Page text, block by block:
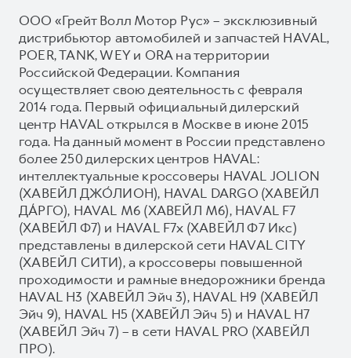
ООО «Грейт Волл Мотор Рус» – эксклюзивный
дистрибьютор автомобилей и запчастей HAVAL,
POER, TANK, WEY и ORA на территории
Российской Федерации. Компания
осуществляет свою деятельность с февраля
2014 года. Первый официальный дилерский
центр HAVAL открылся в Москве в июне 2015
года. На данный момент в России представлено
более 250 дилерских центров HAVAL:
интеллектуальные кроссоверы HAVAL JOLION
(ХАВЕЙЛ ДЖО́ЛИОН), HAVAL DARGO (ХАВЕЙЛ
ДА́РГО), HAVAL М6 (ХАВЕЙЛ M6), HAVAL F7
(ХАВЕЙЛ Ф7) и HAVAL F7x (ХАВЕЙЛ Ф7 Икс)
представлены в дилерской сети HAVAL CITY
(ХАВЕЙЛ СИТИ), а кроссоверы повышенной
проходимости и рамные внедорожники бренда
HAVAL H3 (ХАВЕЙЛ Эйч 3), HAVAL H9 (ХАВЕЙЛ
Эйч 9), HAVAL H5 (ХАВЕЙЛ Эйч 5) и HAVAL H7
(ХАВЕЙЛ Эйч 7) – в сети HAVAL PRO (ХАВЕЙЛ
ПРО).